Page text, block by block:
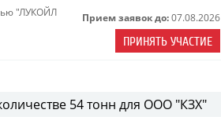
"ЛУКОЙЛ
Прием заявок до: 07.08.2026
ПРИНЯТЬ УЧАСТИЕ
54 тонн для ООО "КЗХ"